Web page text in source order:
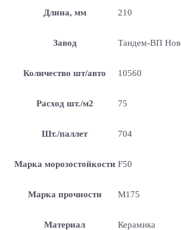
Длина, мм 210
Завод Тандем-ВП
Количество шт/авто 10560
Расход шт./м2 75
Шт./паллет 704
Марка морозостойкости F50
Марка прочности М175
Материал Керамика